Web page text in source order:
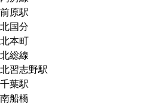
前原駅
北国分
北本町
北総線
北習志野駅
千葉駅
南船橋